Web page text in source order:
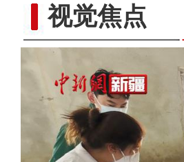
视觉焦点
新疆皮山